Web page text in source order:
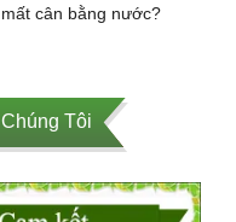
cân bằng nước?
Tôi